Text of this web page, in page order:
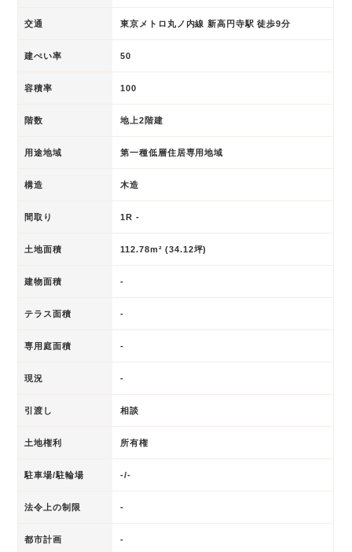
交通 東京メトロ丸ノ内線 新高円寺駅 徒歩9分
建ぺい率 50
容積率 100
階数 地上2階建
用途地域 第一種低層住居専用地域
構造 木造
間取り 1R -
土地面積 112.78m² (34.12坪)
建物面積 -
テラス面積 -
専用庭面積 -
現況 -
引渡し 相談
土地権利 所有権
駐車場/駐輪場 -/-
法令上の制限 -
都市計画 -